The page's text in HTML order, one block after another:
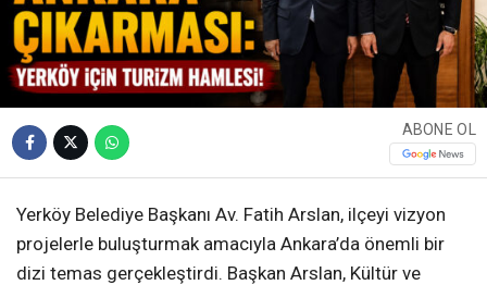
ABONE OL
Yerköy Belediye Başkanı Av. Fatih Arslan, ilçeyi vizyon
projelerle buluşturmak amacıyla Ankara’da önemli bir
dizi temas gerçekleştirdi. Başkan Arslan, Kültür ve